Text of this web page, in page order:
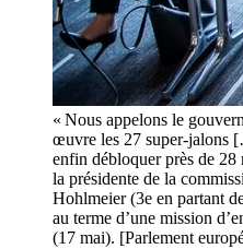
« Nous appelons le
œuvre les 27 super-jalons
enfin débloquer près de 28
la présidente de la
Hohlmeier (3e en partant
au terme d’une mission
(17 mai). [Parlement